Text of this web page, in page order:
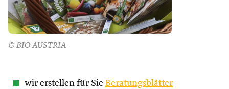
© BIO AUSTRIA
wir erstellen für Sie Beratungsblätter